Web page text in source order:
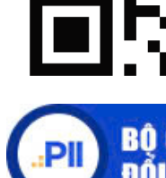
lực cho phát triển
Đắk Lắk xây dựng kịch
2025 đạt 8% trở lên
Cuộc thi trực tuyến tìm
Thuột, giải phóng tỉnh